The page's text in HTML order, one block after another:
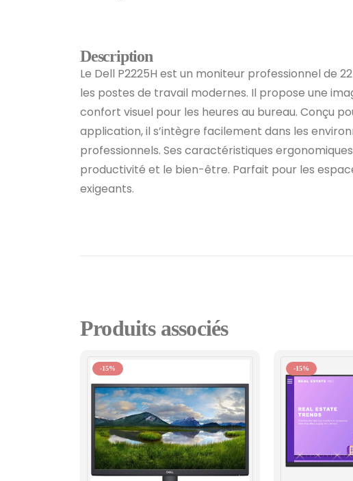
Description
Le Dell P2225H est un moniteur professionnel de
les postes de travail modernes. Il propose une
confort visuel pour les heures au bureau. Conçu
application, il s’intègre facilement dans les
professionnels. Ses caractéristiques
productivité et le bien-être. Parfait pour les
exigeants.
Produits associés
-15% -15%